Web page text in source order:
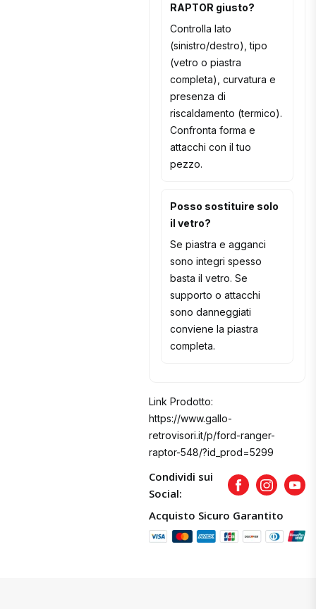
RAPTOR giusto?
Controlla lato
(sinistro/destro), tipo
(vetro o piastra
completa), curvatura e
presenza di
riscaldamento (termico).
Confronta forma e
attacchi con il tuo
pezzo.
Posso sostituire solo
il vetro?
Se piastra e agganci
sono integri spesso
basta il vetro. Se
supporto o attacchi
sono danneggiati
conviene la piastra
completa.
Link Prodotto:
https://www.gallo-
retrovisori.it/p/ford-ranger-
raptor-548/?id_prod=5299
Condividi sui
Social:
FacebookInstagram
Acquisto Sicuro Garantito